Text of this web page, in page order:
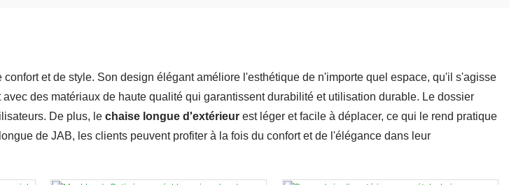
et de style. Son design élégant améliore l'esthétique de n'importe quel espace, qu'il s'agisse
des matériaux de haute qualité qui garantissent durabilité et utilisation durable. Le dossier
De plus, le chaise longue d'extérieur est léger et facile à déplacer, ce qui le rend pratique
de JAB, les clients peuvent profiter à la fois du confort et de l'élégance dans leur